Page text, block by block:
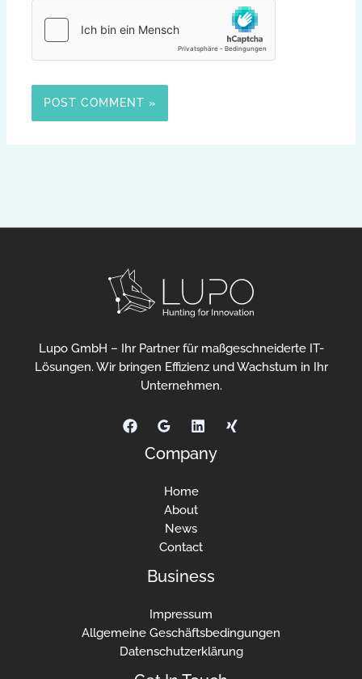
Lupo GmbH – Ihr Partner für maßgeschneiderte IT-
Lösungen. Wir bringen Effizienz und Wachstum in Ihr
Unternehmen.
Company
Home
About
News
Contact
Business
Impressum
Allgemeine Geschäftsbedingungen
Datenschutzerklärung